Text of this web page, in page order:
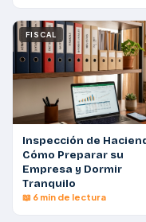
FISCAL
Inspección de
Cómo Preparar su
Empresa y Dormir
Tranquilo
📖 6 min de lectura